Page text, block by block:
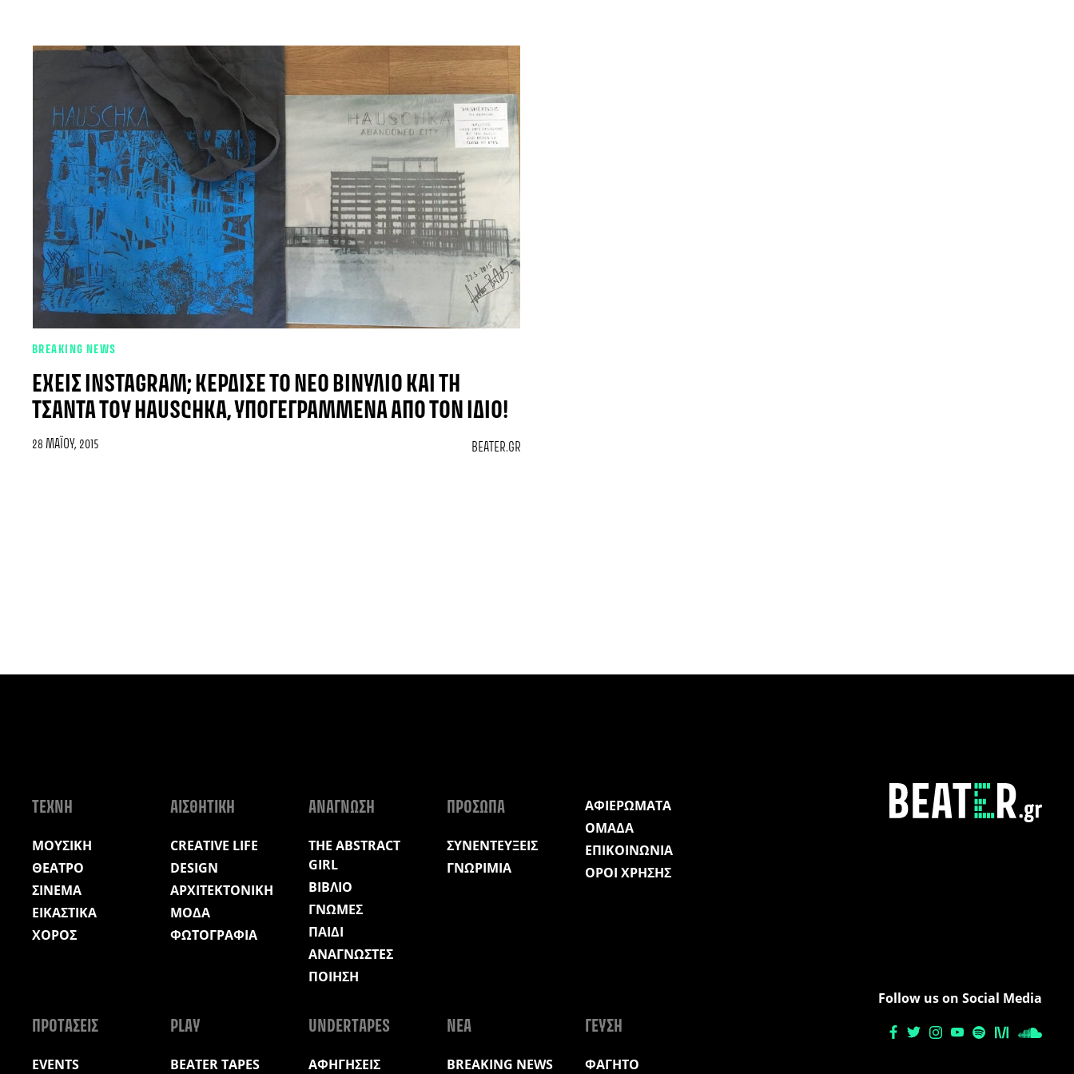
BREAKING NEWS
ΈΧΕΙΣ INSTAGRAM; ΚΈΡΔΙΣΕ ΤΟ ΝΈΟ ΒΙΝΎΛΙΟ ΚΑΙ ΤΗ
ΤΣΆΝΤΑ ΤΟΥ HAUSCHKA, ΥΠΟΓΕΓΡΑΜΜΈΝΑ ΑΠΌ ΤΟΝ ΊΔΙΟ!
28 ΜΑΪ́ΟΥ, 2015 BEATER.GR
ΤΕΧΝΗ
ΜΟΥΣΙΚΗ
ΘΕΑΤΡΟ
ΣΙΝΕΜΑ
ΕΙΚΑΣΤΙΚΑ
ΧΟΡΟΣ
ΑΙΣΘΗΤΙΚΗ
CREATIVE LIFE
DESIGN
ΑΡΧΙΤΕΚΤΟΝΙΚΗ
ΜΟΔΑ
ΦΩΤΟΓΡΑΦΙΑ
ΑΝΑΓΝΩΣΗ
THE ABSTRACT
GIRL
ΒΙΒΛΙΟ
ΓΝΩΜΕΣ
ΠΑΙΔΙ
ΑΝΑΓΝΩΣΤΕΣ
ΠΟΙΗΣΗ
ΠΡΟΣΩΠΑ
ΣΥΝΕΝΤΕΥΞΕΙΣ
ΓΝΩΡΙΜΙΑ
ΑΦΙΕΡΩΜΑΤΑ
ΟΜΑΔΑ
ΕΠΙΚΟΙΝΩΝΙΑ
ΟΡΟΙ ΧΡΗΣΗΣ
ΠΡΟΤΑΣΕΙΣ
EVENTS
PLAY
BEATER TAPES
UNDERTAPES
ΑΦΗΓΗΣΕΙΣ
ΝΕΑ
BREAKING NEWS
ΓΕΥΣΗ
ΦΑΓΗΤΟ
Follow us on Social Media